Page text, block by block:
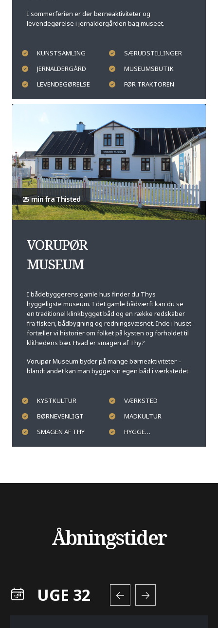
I sommerferien er der børneaktiviteter og
levendegørelse i jernaldergården bag museet.
KUNSTSAMLING
SÆRUDSTILLINGER
JERNALDERGÅRD
MUSEUMSBUTIK
LEVENDEGØRELSE
FØR TRAKTOREN
25 min fra Thisted
VORUPØR
MUSEUM
I bådebyggerens gamle hus finder du Thys
hyggeligste museum. I det gamle bådværft kan du se
en traditionel klinkbygget båd og en række redskaber
fra fiskeri, bådbygning og redningsvæsnet. Inde i huset
fortæller vi historier om folket på kysten og forholdet til
klithedens bær. Hvad er smagen af Thy?
Vorupør Museum byder på mange børneaktiviteter –
blandt andet kan man bygge sin egen båd i værkstedet.
KYSTKULTUR
VÆRKSTED
BØRNEVENLIGT
MADKULTUR
SMAGEN AF THY
HYGGE…
Åbningstider
UGE 32